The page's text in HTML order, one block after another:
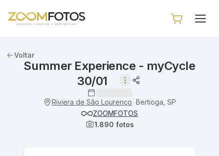
Voltar
Summer Experience - myCycle
30/01
Riviera de São Lourenço Bertioga, SP
ZOOMFOTOS
1.890 fotos